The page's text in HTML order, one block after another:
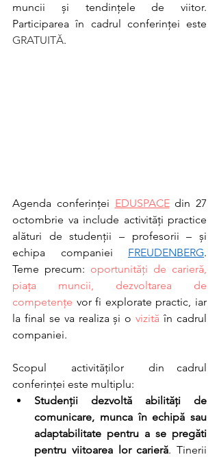
muncii și tendințele de viitor.
GRATUITĂ.
Agenda conferinței EDUSPACE din 27
octombrie va include activități practice
alături de studenții – profesorii – și
echipa companiei FREUDENBERG.
Teme precum: oportunități de carieră,
piața muncii, dezvoltarea de
competențe vor fi explorate practic, iar
la final se va realiza și o vizită în cadrul
companiei.
Scopul  activităților  din cadrul
conferinței este multiplu:
Studenții dezvoltă abilități de
comunicare, munca în echipă sau
adaptabilitate pentru a se pregăti
pentru viitoarea lor carieră. Tinerii